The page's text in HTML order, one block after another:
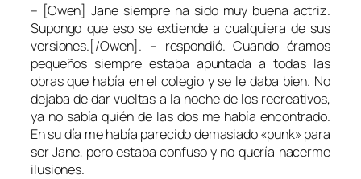
– [Owen] Jane siempre ha sido muy buena actriz.
Supongo que eso se extiende a cualquiera de sus
versiones.[/Owen]. – respondió. Cuando éramos
pequeños siempre estaba apuntada a todas las
obras que había en el colegio y se le daba bien. No
dejaba de dar vueltas a la noche de los recreativos,
ya no sabía quién de las dos me había encontrado.
En su día me había parecido demasiado «punk» para
ser Jane, pero estaba confuso y no quería hacerme
ilusiones.